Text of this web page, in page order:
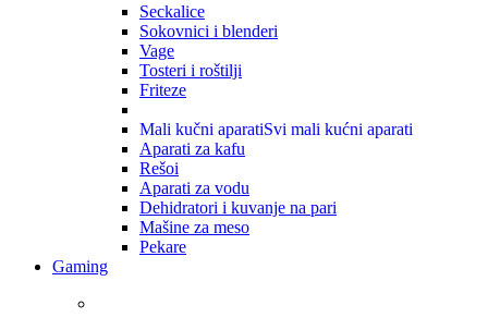
Seckalice
Sokovnici i blenderi
Vage
Tosteri i roštilji
Friteze
Mali kučni aparatiSvi mali kućni aparati
Aparati za kafu
Rešoi
Aparati za vodu
Dehidratori i kuvanje na pari
Mašine za meso
Pekare
Gaming